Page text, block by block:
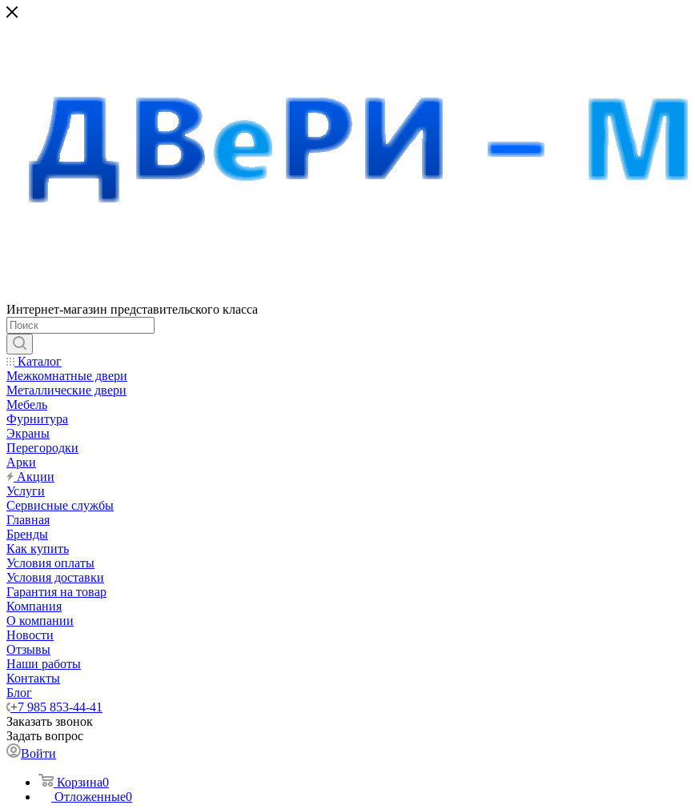
Интернет-магазин представительского класса
Каталог
Межкомнатные двери
Металлические двери
Мебель
Фурнитура
Экраны
Перегородки
Арки
Акции
Услуги
Сервисные службы
Главная
Бренды
Как купить
Условия оплаты
Условия доставки
Гарантия на товар
Компания
О компании
Новости
Отзывы
Наши работы
Контакты
Блог
+7 985 853-44-41
Заказать звонок
Задать вопрос
Войти
Корзина0
Отложенные0